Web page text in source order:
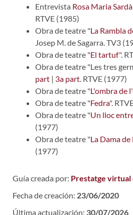
Entrevista Rosa Maria Sardà
RTVE (1985)
Obra de teatre "La Rambla
Josep M. de Sagarra. TV3
Obra de teatre "El tartuf".
Obra de teatre "Les tres
part | 3a part . RTVE (1977)
Obra de teatre "L'ombra de
Obra de teatre "Fedra".
Obra de teatre "Un lloc
(1977)
Obra de teatre "La Dama
(1977)
Guía creada por: Prestatge virtual
Fecha de creación: 23/06/2020
Última actualización: 30/07/2026